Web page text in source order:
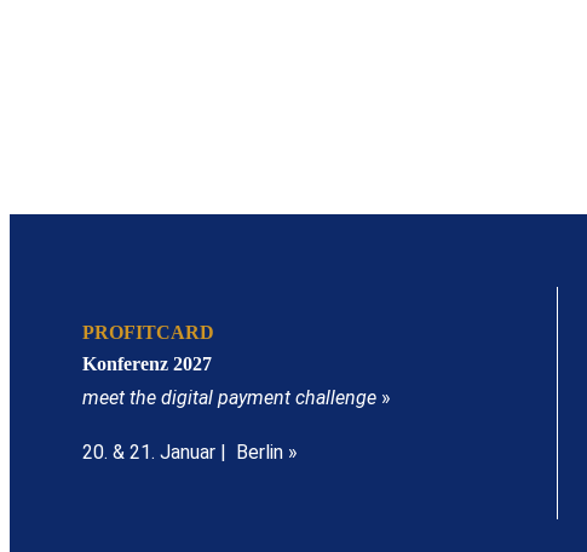
PROFITCARD
Konferenz 2027
meet the digital payment challenge »
20. & 21. Januar | Berlin »